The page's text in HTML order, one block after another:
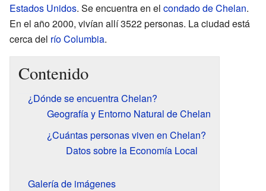
Estados Unidos. Se encuentra en el condado de Chelan.
En el año 2000, vivían allí 3522 personas. La ciudad está
cerca del río Columbia.
Contenido
¿Dónde se encuentra Chelan?
Geografía y Entorno Natural de Chelan
¿Cuántas personas viven en Chelan?
Datos sobre la Economía Local
Galería de imágenes